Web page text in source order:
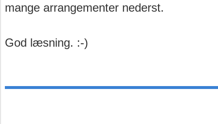
mange arrangementer nederst.
God læsning. :-)